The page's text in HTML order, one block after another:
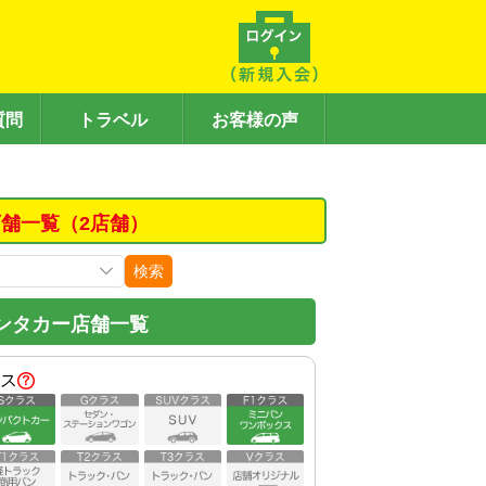
問 トラベル お客様の声
一覧（2店舗）
検索
タカー店舗一覧